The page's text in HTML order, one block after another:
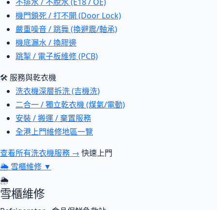
機門鎖死 / 打不開 (Door Lock)
嚴重噪音 / 跳舞 (換避震/軸承)
機底漏水 / 換膠邊
跳掣 / 電子板維修 (PCB)
🛠 服務與乾衣機
洗衣機深層拆洗 (吉機洗)
二合一 / 獨立乾衣機 (煤氣/電動)
安裝 / 搬運 / 棄置服務
全港上門維修地區一覽
查看所有洗衣機服務 → 快速上門
🌦 雪櫃維修 ▼
🌦
雪櫃維修